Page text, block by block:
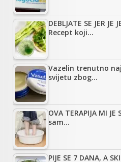
DEBLJATE SE JER JE
Recept koji…
Vazelin trenutno
svijetu zbog…
OVA TERAPIJA MI
sam…
PIJE SE 7 DANA, A